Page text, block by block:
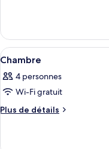
de
chambre :
Chambre
le
type
de
Chambre
Afficher
toutes
les
photos
pour
4
Chambre
4 personnes
Wi-Fi gratuit
Plus de détails
Plus